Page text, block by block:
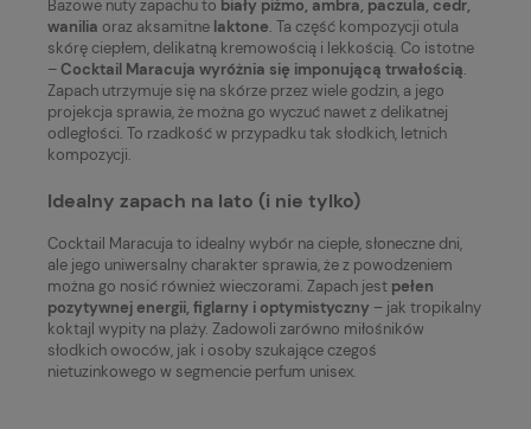
Bazowe nuty zapachu to biały piżmo, ambra, paczula, cedr,
wanilia oraz aksamitne laktone. Ta część kompozycji otula
skórę ciepłem, delikatną kremowością i lekkością. Co istotne
–Cocktail Maracuja wyróżnia się imponującą trwałością.
Zapach utrzymuje się na skórze przez wiele godzin, a jego
projekcja sprawia, że można go wyczuć nawet z delikatnej
odległości. To rzadkość w przypadku tak słodkich, letnich
kompozycji.
Idealny zapach na lato (i nie tylko)
Cocktail Maracuja to idealny wybór na ciepłe, słoneczne dni,
ale jego uniwersalny charakter sprawia, że z powodzeniem
można go nosić również wieczorami. Zapach jest pełen
pozytywnej energii, figlarny i optymistyczny – jak tropikalny
koktajl wypity na plaży. Zadowoli zarówno miłośników
słodkich owoców, jak i osoby szukające czegoś
nietuzinkowego w segmencie perfum unisex.